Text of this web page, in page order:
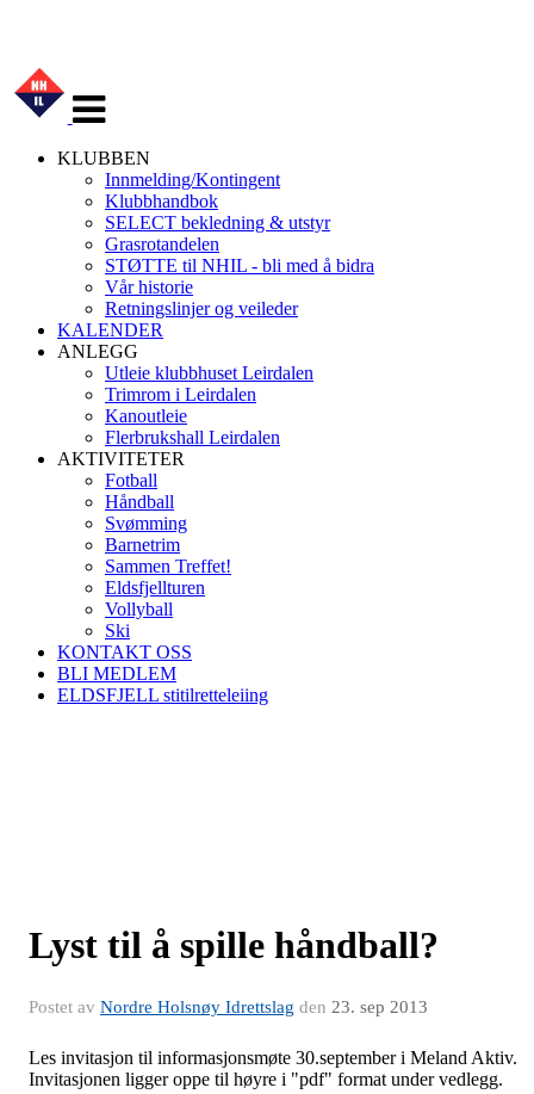
navigasjon
KLUBBEN
Innmelding/Kontingent
Klubbhandbok
SELECT bekledning & utstyr
Grasrotandelen
STØTTE til NHIL - bli med å bidra
Vår historie
Retningslinjer og veileder
KALENDER
ANLEGG
Utleie klubbhuset Leirdalen
Trimrom i Leirdalen
Kanoutleie
Flerbrukshall Leirdalen
AKTIVITETER
Fotball
Håndball
Svømming
Barnetrim
Sammen Treffet!
Eldsfjellturen
Vollyball
Ski
KONTAKT OSS
BLI MEDLEM
ELDSFJELL stitilretteleiing
Lyst til å spille håndball?
Postet av Nordre Holsnøy Idrettslag den 23. sep 2013
Les invitasjon til informasjonsmøte 30.september i Meland Aktiv.
Invitasjonen ligger oppe til høyre i "pdf" format under vedlegg.